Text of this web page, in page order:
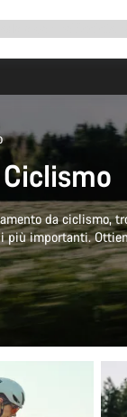
da ciclismo,
più importanti.